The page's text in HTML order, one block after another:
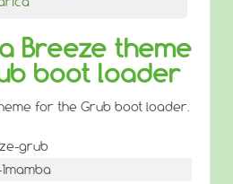
Breeze theme
boot loader
for the Grub boot loader.
grub